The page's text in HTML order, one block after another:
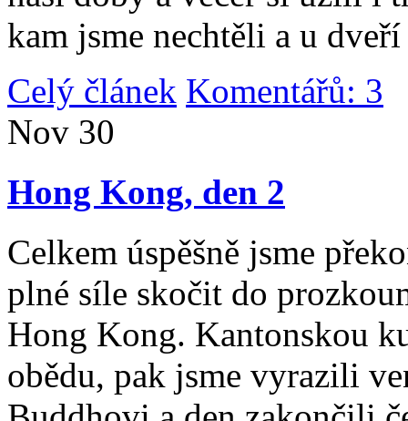
kam jsme nechtěli a u
Celý článek Komentářů: 3
Nov 30
Hong Kong, den 2
Celkem úspěšně jsme
plné síle skočit do
Hong Kong. Kantonskou
obědu, pak jsme vyrazili